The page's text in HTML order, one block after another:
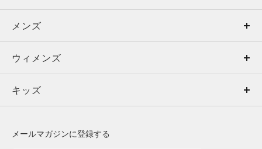
メンズ
ウィメンズ
キッズ
メンズ
トップス
ボトムス
ウィメンズ
トップス
キッズ
メールマガジンに登録する